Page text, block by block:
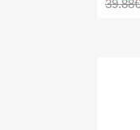
39.88€